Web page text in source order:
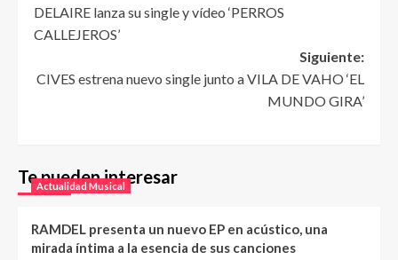
DELAIRE lanza su single y vídeo ‘PERROS
CALLEJEROS’
Siguiente:
CIVES estrena nuevo single junto a VILA DE VAHO ‘EL
MUNDO GIRA’
Te pueden interesar
Actualidad Musical
RAMDEL presenta un nuevo EP en acústico, una
mirada íntima a la esencia de sus canciones